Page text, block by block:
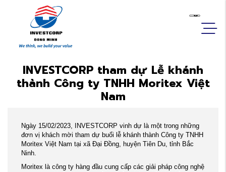
INVESTCORP tham dự Lễ khánh
thành Công ty TNHH Moritex Việt
Nam
Ngày 15/02/2023, INVESTCORP vinh dự là một trong những
đơn vị khách mời tham dự buổi lễ khánh thành Công ty TNHH
Moritex Việt Nam tại xã Đại Đồng, huyện Tiên Du, tỉnh Bắc
Ninh.
Moritex là công ty hàng đầu cung cấp các giải pháp công nghệ